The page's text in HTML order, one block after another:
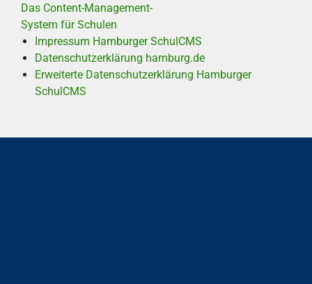
Das Content-Management-
System für Schulen
Impressum Hamburger SchulCMS
Datenschutzerklärung hamburg.de
Erweiterte Datenschutzerklärung Hamburger
SchulCMS